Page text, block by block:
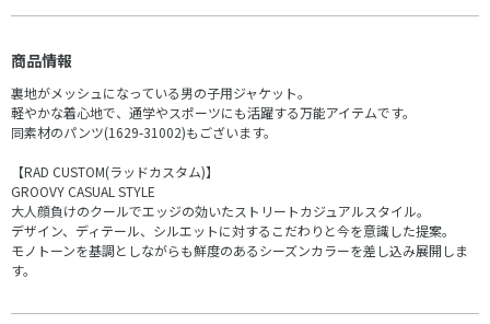
商品情報
裏地がメッシュになっている男の子用ジャケット。
軽やかな着心地で、通学やスポーツにも活躍する万能アイテムです。
同素材のパンツ(1629-31002)もございます。
【RAD CUSTOM(ラッドカスタム)】
GROOVY CASUAL STYLE
大人顔負けのクールでエッジの効いたストリートカジュアルスタイル。
デザイン、ディテール、シルエットに対するこだわりと今を意識した提案。
モノトーンを基調としながらも鮮度のあるシーズンカラーを差し込み展開しま
す。